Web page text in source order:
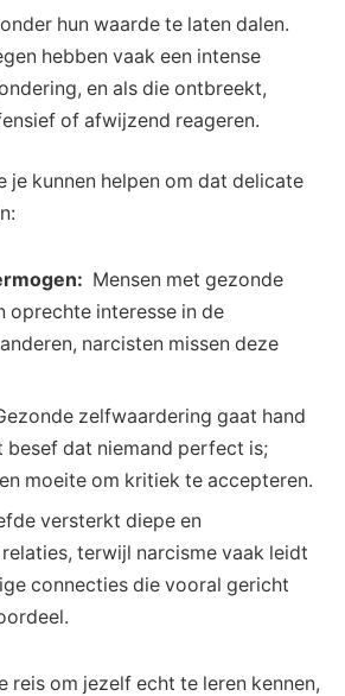
hun waarde ⁤te laten dalen.
hebben vaak een intense
en als die ontbreekt,
of afwijzend reageren.
⁢je kunnen helpen om dat delicate
​ Mensen met⁤ gezonde
oprechte interesse in de
narcisten missen deze
zelfwaardering ​gaat hand
besef ‌dat⁣ niemand perfect​ is;
moeite om kritiek te accepteren.
versterkt diepe en⁢
terwijl narcisme vaak leidt⁣
connecties die vooral ‌gericht
‍reis om jezelf echt te leren kennen,